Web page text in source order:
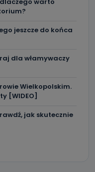
jeszcze do końca
dla włamywaczy
Wielkopolskim.
[WIDEO]
jak skutecznie